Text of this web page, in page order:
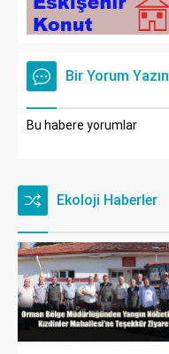
Bir Yorum Yazın
Bu habere yorumlar
Ekoloji Haberler